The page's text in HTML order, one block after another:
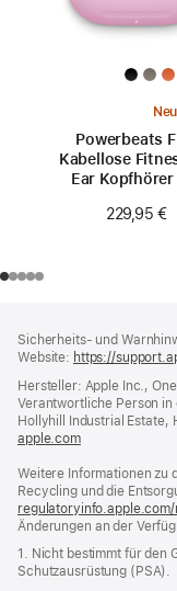
Neu
Powerbeats
Kabellose
Ear
Powerpink
229,95 €
Sicherheits- und
Website: https://
Hersteller: Apple Inc.,
Verantwortliche Person
Hollyhill Industrial Estate,
apple.com(öffnet
neues
Fenster)
Weitere Informationen zu
Recycling und die
Änderungen an der
1. Nicht bestimmt für den
Schutzausrüstung (PSA).